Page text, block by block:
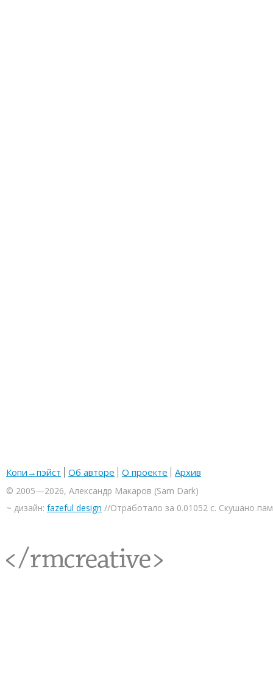
Копи→пэйст Об авторе О проекте Архив
© 2005—2026, Александр Макаров (Sam Dark)
~ дизайн: fazeful design //Отработало за 0.01052 с. Скушано
<rmcreative/>